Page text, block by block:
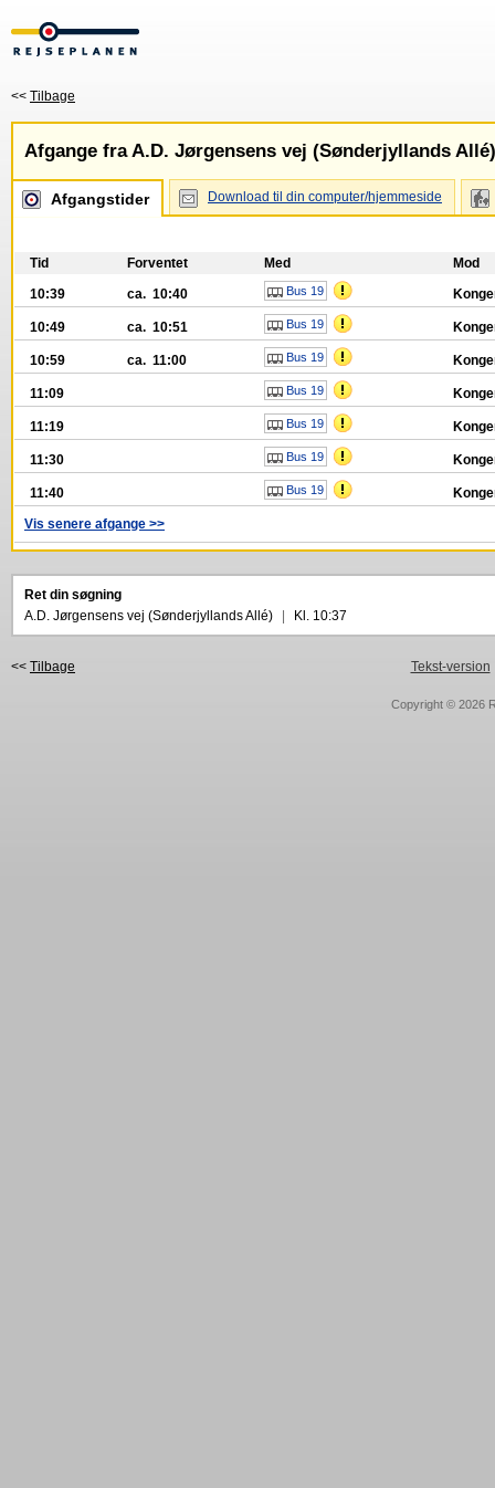
<< Tilbage
Afgange fra A.D. Jørgensens vej (Sønderjyllands Allé)
Afgangstider Download til din computer/hjemmeside
Tid Forventet Med
Mod
10:39
ca. 10:40 Bus 19
10:49 ca. 10:51 Bus 19
10:59 ca. 11:00 Bus 19
11:09 Bus 19
11:19 Bus 19
11:30 Bus 19
11:40 Bus 19
Vis senere afgange >>
Ret din søgning
A.D. Jørgensens vej (Sønderjyllands Allé)
Kl. 10:37
<< Tilbage Tekst-version
Copyright © 2026